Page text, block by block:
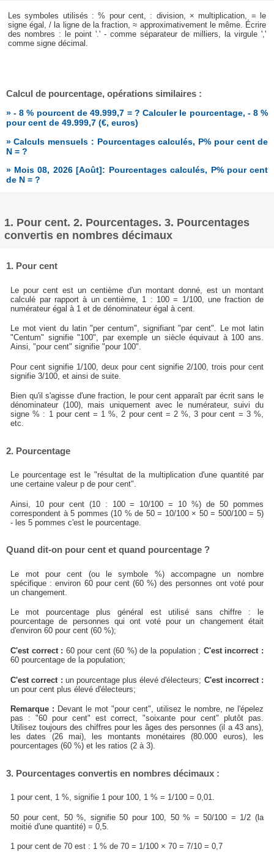
Les symboles utilisés : % pour cent, : division, × multiplication, = le
signe égal, / la ligne de la fraction, ≈ approximativement le même. Écrire
des nombres : le point '.' - comme séparateur de milliers, la virgule ','
comme signe décimal.
Calcul de pourcentage, opérations similaires :
» - 8 % pourcent de 49.999,7 = ? Calculer le pourcentage, - 8 %
pour cent de 49.999,7 (€, euros)
» Calculs mensuels : Pourcentages calculés, P% pour cent de
N = ?
» Mois 08, 2026 [Août]: Pourcentages calculés, P% pour cent
de N = ?
1. Pour cent. 2. Pourcentages. 3. Pourcentages
convertis en nombres décimaux
1. Pour cent
Le pour cent est un centième d'un montant donné, est un montant
calculé par rapport à un centième, 1 : 100 = 1/100, une fraction de
numérateur égal à 1 et de dénominateur égal à cent.
Le mot vient du latin "per centum", signifiant "par cent". Le mot latin
"Centum" signifie "100", par exemple un siècle équivaut à 100 ans.
Ainsi, "pour cent" signifie "pour 100".
Pour cent signifie 1/100, deux pour cent signifie 2/100, trois pour cent
signifie 3/100, et ainsi de suite.
Bien qu'il s'agisse d'une fraction, le pour cent apparaît par écrit sans le
dénominateur (100), mais uniquement avec le numérateur, suivi du
signe % : 1 pour cent = 1 %, 2 pour cent = 2 %, 3 pour cent = 3 %,
etc.
2. Pourcentage
Le pourcentage est le "résultat de la multiplication d'une quantité par
une certaine valeur p de pour cent".
Ainsi, 10 pour cent (10 : 100 = 10/100 = 10 %) de 50 pommes
correspondent à 5 pommes (10 % de 50 = 10/100 × 50 = 500/100 = 5)
- les 5 pommes c'est le pourcentage.
Quand dit-on pour cent et quand pourcentage ?
Le mot pour cent (ou le symbole %) accompagne un nombre
spécifique : environ 60 pour cent (60 %) des personnes ont voté pour
un changement.
Le mot pourcentage plus général est utilisé sans chiffre : le
pourcentage de personnes qui ont voté pour un changement était
d'environ 60 pour cent (60 %);
C'est correct : 60 pour cent (60 %) de la population ; C'est incorrect :
60 pourcentage de la population;
C'est correct : un pourcentage plus élevé d'électeurs; C'est incorrect :
un pour cent plus élevé d'électeurs;
Remarque : Devant le mot "pour cent", utilisez le nombre, ne l'épelez
pas : "60 pour cent" est correct, "soixante pour cent" plutôt pas.
Utilisez toujours des chiffres pour les âges des personnes (il a 43 ans),
les dates (26 mai), les montants monétaires (80.000 euros), les
pourcentages (60 %) et les ratios (2 à 3).
3. Pourcentages convertis en nombres décimaux :
1 pour cent, 1 %, signifie 1 pour 100, 1 % = 1/100 = 0,01.
50 pour cent, 50 %, signifie 50 pour 100, 50 % = 50/100 = 1/2 (la
moitié d'une quantité) = 0,5.
1 pour cent de 70 est : 1 % de 70 = 1/100 × 70 = 7/10 = 0,7